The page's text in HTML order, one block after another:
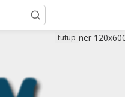
tutup